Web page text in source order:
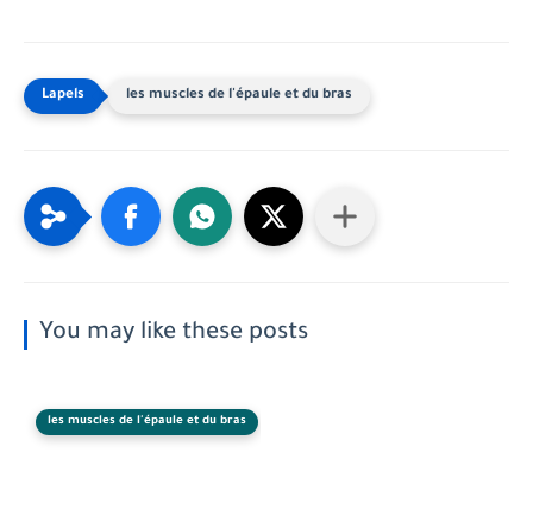
les muscles de l'épaule et du bras
You may like these posts
les muscles de l'épaule et du bras